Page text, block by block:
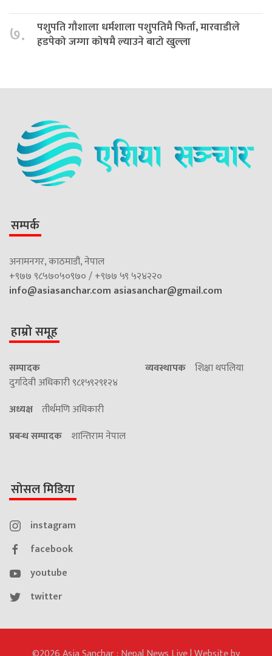
७.
पशुपति गौशाला धर्मशाला पशुपतिमै फिर्ता, मारवाडीले
हडपेको जग्गा कोषमै ल्याउने बाटो खुल्ला
सम्पर्क
अनामनगर, काठमाडौं, नेपाल
+९७७ ९८५७०५०९७० / +९७७ ५९ ५२४२२०
info@asiasanchar.com asiasanchar@gmail.com
हाम्रो समूह
सम्पादक
दुर्गादेवी अधिकारी ९८१५९२९१२४
व्यवस्थापक शिक्षा थपलिया
अध्यक्ष तीर्थमणि अधिकारी
प्रबन्ध सम्पादक शान्तिराम नेपाल
सोसल मिडिया
instagram
facebook
youtube
twitter